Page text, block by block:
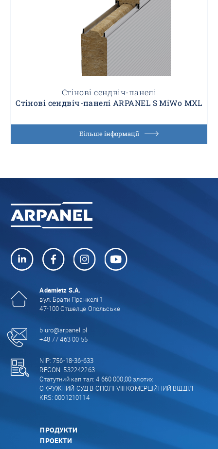
Стінові сендвіч-панелі
Стінові сендвіч-панелі ARPANEL S MiWo MXL
Більше інформації
Adamietz S.A.
вул. Брати Пранкелі 1
47-100 Стшелце Опольське
biuro@arpanel.pl
+48 77 463 00 55
NIP: 756-18-36-633
REGON: 532242263
Статутний капітал: 4 660 000,00 злотих
ОКРУЖНИЙ СУД В ОПОЛІ VIII КОМЕРЦІЙНИЙ ВІДДІЛ
KRS: 0001210114
ПРОДУКТИ
ПРОЕКТИ